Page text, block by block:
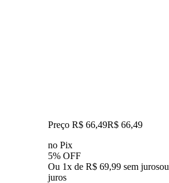
Preço R$ 66,49R$ 66,49
no Pix
5% OFF
Ou 1x de R$ 69,99 sem jurosou
juros